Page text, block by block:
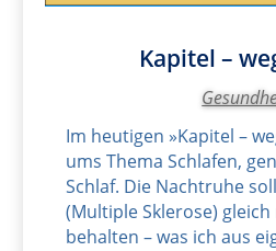
Kapitel –
Im heutigen »Kapitel –
ums Thema Schlafen,
Schlaf. Die Nachtruhe
(Multiple Sklerose)
behalten – was ich aus